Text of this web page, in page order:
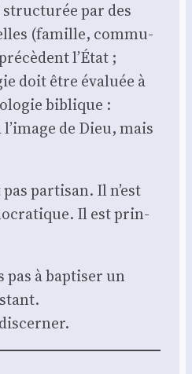
struc­tu­rée par des
(famille, com­mu­
l’État ;
doit être éva­luée à
biblique :
de Dieu, mais
par­ti­san. Il n’est
Il est prin­
pas à bap­ti­ser un